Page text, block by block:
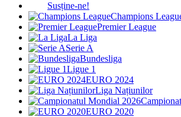
Susține-ne!
Champions
Premier League
La Liga
Serie A
Bundesliga
Ligue 1
EURO 2024
Liga Națiunilor
EURO 2020